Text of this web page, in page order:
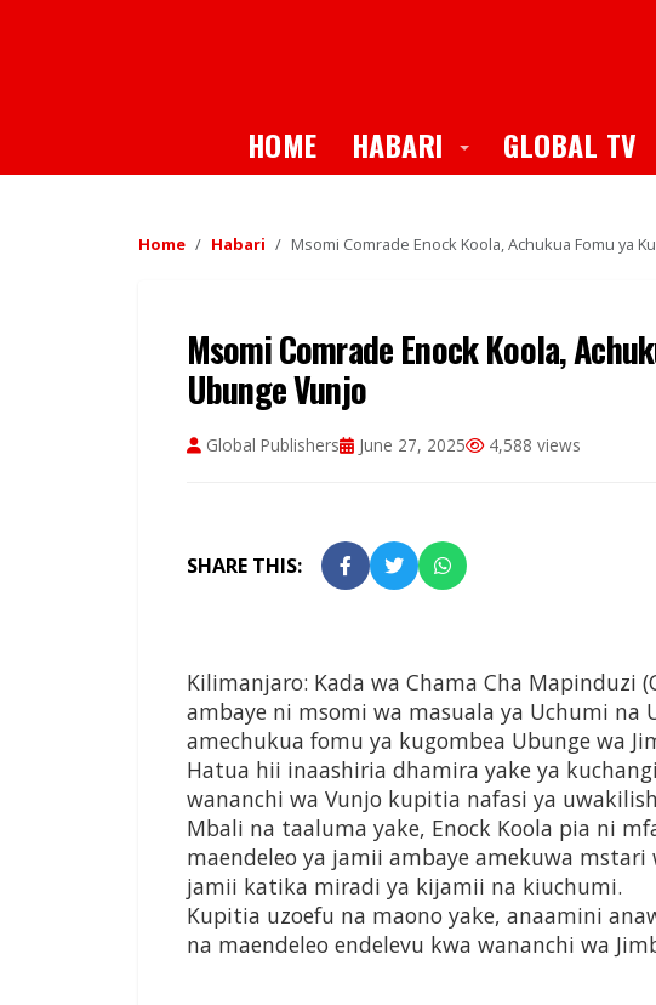
HOME HABARI Toggle Dropdown
GLOBAL TV
Home Habari Msomi Comrade Enock Koola, Achukua Fomu ya
Msomi Comrade Enock Koola,
Ubunge Vunjo
Global Publishers June 27, 2025 4,588 views
SHARE THIS:
Kilimanjaro: Kada wa Chama Cha Mapinduzi
ambaye ni msomi wa masuala ya Uchumi na
amechukua fomu ya kugombea Ubunge wa
Hatua hii inaashiria dhamira yake ya
wananchi wa Vunjo kupitia nafasi ya
Mbali na taaluma yake, Enock Koola pia ni
maendeleo ya jamii ambaye amekuwa
jamii katika miradi ya kijamii na kiuchumi.
Kupitia uzoefu na maono yake, anaamini
na maendeleo endelevu kwa wananchi wa